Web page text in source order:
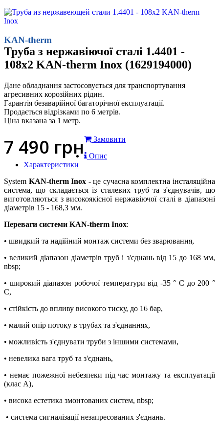
KAN-therm
Труба з нержавіючої сталі 1.4401 -
108x2 KAN-therm Inox (1629194000)
Дане обладнання застосовується для транспортування
агресивних корозійних рідин.
Гарантія безаварійної багаторічної експлуатації.
Продається відрізками по 6 метрів.
Ціна вказана за 1 метр.
7 490 грн
Замовити
Опис
Характеристики
System KAN-therm Inox - це сучасна комплектна інсталяційна
система, що складається із сталевих труб та з'єднувачів, що
виготовляються з високоякісної нержавіючої сталі в діапазоні
діаметрів 15 - 168,3 мм.
Переваги системи KAN-therm Inox:
• швидкий та надійний монтаж системи без зварювання,
• великий діапазон діаметрів труб і з'єднань від 15 до 168 мм,
nbsp;
• широкий діапазон робочої температури від -35 ° C до 200 °
C,
• стійкість до впливу високого тиску, до 16 бар,
• малий опір потоку в трубах та з'єднаннях,
• можливість з'єднувати труби з іншими системами,
• невелика вага труб та з'єднань,
• немає пожежної небезпеки під час монтажу та експлуатації
(клас A),
• висока естетика змонтованих систем, nbsp;
• система сигналізації незапресованих з'єднань.